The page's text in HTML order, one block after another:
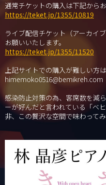
通常チケットの購入は下記から
https://teket.jp/1355/10819
ライブ配信チケット（アーカイ
お願いいたします。
https://teket.jp/1355/11520
上記サイトでの購入が難しい方
感染防止対策の為、客席数を減
ーが好んだと言われている「ベ
非、この贅沢な空間で味わってみ